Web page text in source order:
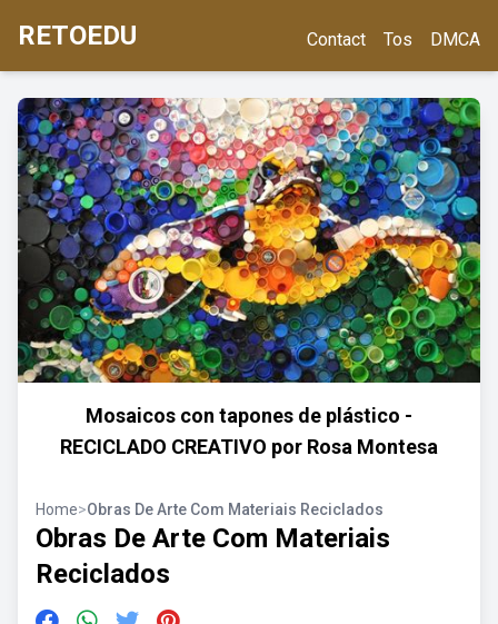
RETOEDU Contact Tos DMCA
Mosaicos con tapones de plástico -
RECICLADO CREATIVO por Rosa Montesa
Home>Obras De Arte Com Materiais Reciclados
Obras De Arte Com Materiais
Reciclados